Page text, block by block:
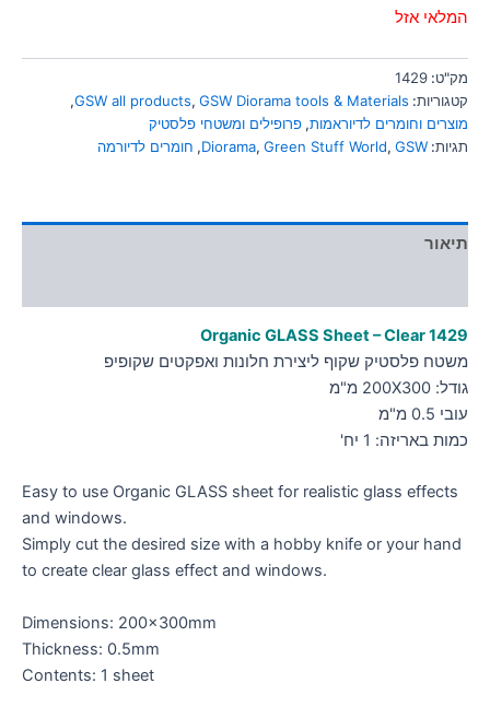
font_download סמן קישורים
לאפס
כל
האפשרויות
cached
המלאי אזל
מק"ט: 1429
קטגוריות:
GSW all products, GSW Diorama tools & Materials
,
מוצרים וחומרים לדיוראמות, פרופילים ומשטחי פלסטיק
תגיות:
Diorama, Green Stuff World, GSW
, חומרים לדיורמה
תיאור
Organic GLASS Sheet – Clear 1429
משטח פלסטיק שקוף ליצירת חלונות ואפקטים שקופיפ
גודל: 200X300 מ"מ
עובי 0.5 מ"מ
כמות באריזה: 1 יח'
Easy to use Organic GLASS sheet for realistic glass effects
and windows.
Simply cut the desired size with a hobby knife or your hand
to create clear glass effect and windows.
Dimensions: 200x300mm
Thickness: 0.5mm
Contents: 1 sheet